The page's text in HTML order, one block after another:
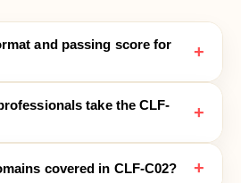
and passing score for
+
take the CLF-
+
covered in CLF-C02? +